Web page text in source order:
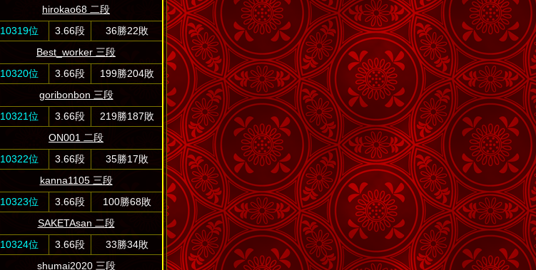
hirokao68 二段
10319位
3.66段
36勝22敗
Best_worker 三段
10320位
3.66段
199勝204敗
goribonbon 三段
10321位
3.66段
219勝187敗
ON001 二段
10322位
3.66段
35勝17敗
kanna1105 三段
10323位
3.66段
100勝68敗
SAKETAsan 二段
10324位
3.66段
33勝34敗
shumai2020 三段